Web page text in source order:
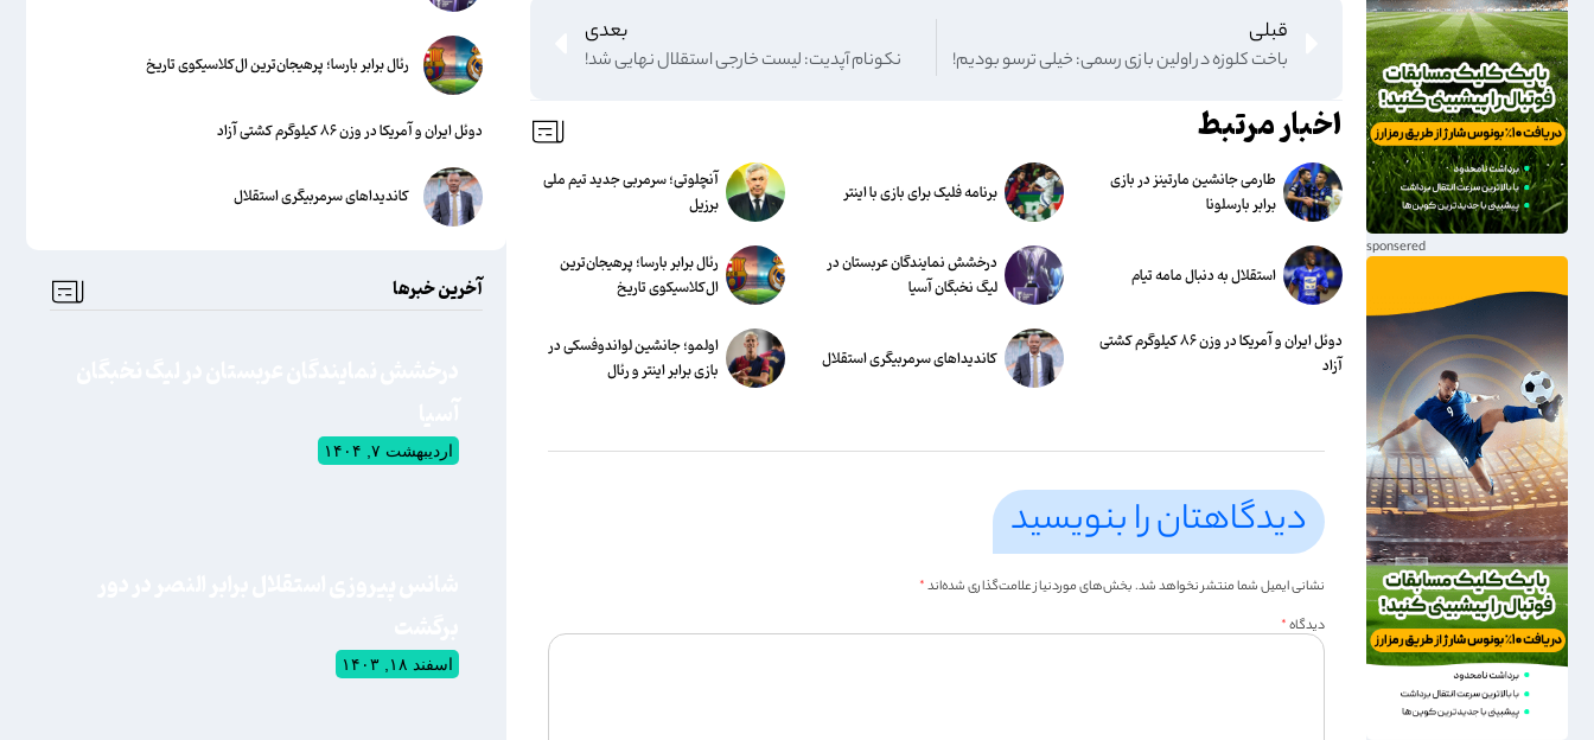
قبلی
باخت کلوزه در اولین بازی رسمی: خیلی ترسو بودیم!‏
بعدی
نکونام آپدیت: لیست خارجی استقلال نهایی شد!
اخبار مرتبط
طارمی جانشین مارتینز در بازی
برابر بارسلونا
برنامه فلیک برای بازی با اینتر
آنچلوتی؛ سرمربی جدید تیم ملی
برزیل
استقلال به دنبال مامه تیام
درخشش نمایندگان عربستان در
لیگ نخبگان آسیا
رئال برابر بارسا؛ پرهیجان‌‌ترین
ال‌کلاسیکوی تاریخ
دوئل ایران و آمریکا در وزن ۸۶ کیلوگرم کشتی
آزاد
کاندیداهای سرمربیگری استقلال
اولمو؛ جانشین لواندوفسکی در
بازی برابر اینتر و رئال
دیدگاهتان را بنویسید
نشانی ایمیل شما منتشر نخواهد شد.بخش‌های موردنیاز علامت‌گذاری شده‌اند*
دیدگاه*
رئال برابر بارسا؛ پرهیجان‌‌ترین ال‌کلاسیکوی تاریخ
دوئل ایران و آمریکا در وزن ۸۶ کیلوگرم کشتی آزاد
کاندیداهای سرمربیگری استقلال
آخرین خبرها
اردیبهشت ۷, ۱۴۰۴
اسفند ۱۸, ۱۴۰۳